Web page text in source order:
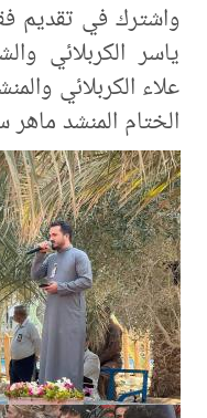
واشترك في تقديم
ياسر الكربلائي
علاء الكربلائي
الختام المنشد ماهر